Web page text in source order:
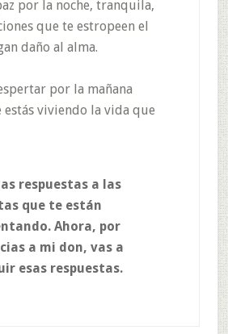
por la noche, tranquila,
que te estropeen el
daño al alma.
por la mañana
viviendo la vida que
respuestas a las
que te están
Ahora, por
a mi don, vas a
esas respuestas.